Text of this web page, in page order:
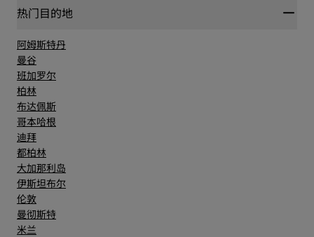
热门目的地
阿姆斯特丹
曼谷
班加罗尔
柏林
布达佩斯
哥本哈根
迪拜
都柏林
大加那利岛
伊斯坦布尔
伦敦
曼彻斯特
米兰